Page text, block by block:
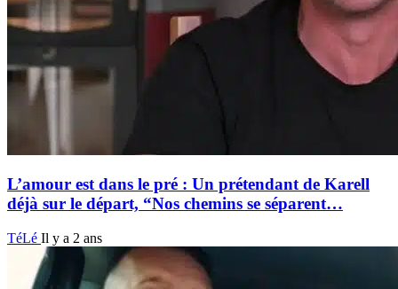
L’amour est dans le pré : Un prétendant de Karell
déjà sur le départ, “Nos chemins se séparent…
TéLé Il y a 2 ans